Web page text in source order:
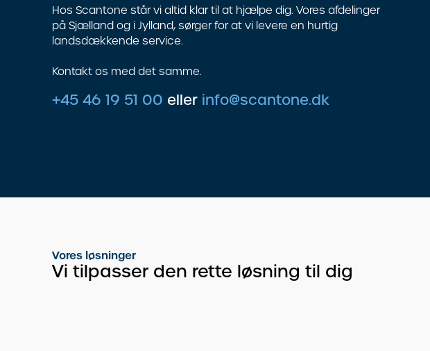
Hos Scantone står vi altid klar til at hjælpe dig. Vores afdelinger
på Sjælland og i Jylland, sørger for at vi levere en hurtig
landsdækkende service.
Kontakt os med det samme.
+45 46 19 51 00 eller info@scantone.dk
Vores løsninger
Vi tilpasser den rette løsning til dig